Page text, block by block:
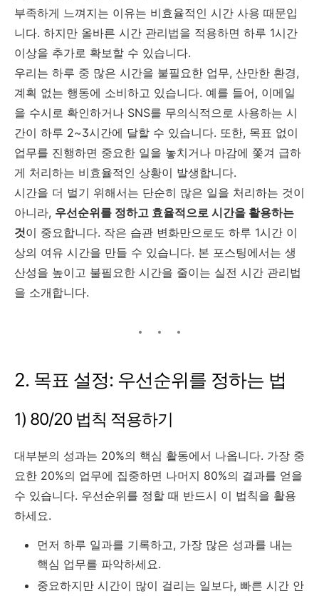
부족하게 느껴지는 이유는 비효율적인 시간 사용 때문입
니다. 하지만 올바른 시간 관리법을 적용하면 하루 1시간
이상을 추가로 확보할 수 있습니다.
우리는 하루 중 많은 시간을 불필요한 업무, 산만한 환경,
계획 없는 행동에 소비하고 있습니다. 예를 들어, 이메일
을 수시로 확인하거나 SNS를 무의식적으로 사용하는 시
간이 하루 2~3시간에 달할 수 있습니다. 또한, 목표 없이
업무를 진행하면 중요한 일을 놓치거나 마감에 쫓겨 급하
게 처리하는 비효율적인 상황이 발생합니다.
시간을 더 벌기 위해서는 단순히 많은 일을 처리하는 것이
아니라, 우선순위를 정하고 효율적으로 시간을 활용하는
것이 중요합니다. 작은 습관 변화만으로도 하루 1시간 이
상의 여유 시간을 만들 수 있습니다. 본 포스팅에서는 생
산성을 높이고 불필요한 시간을 줄이는 실전 시간 관리법
을 소개합니다.
2. 목표 설정: 우선순위를 정하는 법
1) 80/20 법칙 적용하기
대부분의 성과는 20%의 핵심 활동에서 나옵니다. 가장 중
요한 20%의 업무에 집중하면 나머지 80%의 결과를 얻을
수 있습니다. 우선순위를 정할 때 반드시 이 법칙을 활용
하세요.
먼저 하루 일과를 기록하고, 가장 많은 성과를 내는
핵심 업무를 파악하세요.
중요하지만 시간이 많이 걸리는 일보다, 빠른 시간 안